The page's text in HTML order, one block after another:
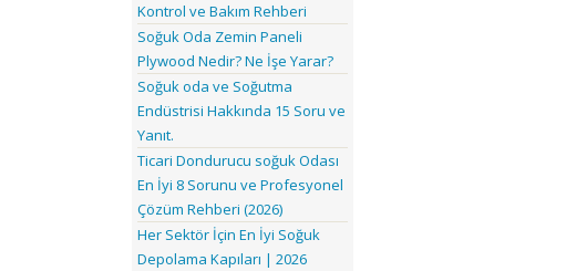
Kontrol ve Bakım Rehberi
Soğuk Oda Zemin Paneli
Plywood Nedir? Ne İşe Yarar?
Soğuk oda ve Soğutma
Endüstrisi Hakkında 15 Soru ve
Yanıt.
Ticari Dondurucu soğuk Odası
En İyi 8 Sorunu ve Profesyonel
Çözüm Rehberi (2026)
Her Sektör İçin En İyi Soğuk
Depolama Kapıları | 2026